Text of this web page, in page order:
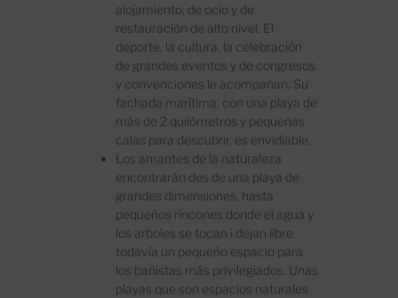
alojamiento, de ocio y de
restauración de alto nivel. El
deporte, la cultura, la celebración
de grandes eventos y de congresos
y convenciones le acompañan. Su
fachada marítima, con una playa de
más de 2 quilómetros y pequeñas
calas para descubrir, es envidiable.
Los amantes de la naturaleza
encontrarán des de una playa de
grandes dimensiones, hasta
pequeños rincones donde el agua y
los arboles se tocan i dejan libre
todavía un pequeño espacio para
los bañistas más privilegiados. Unas
playas que son espacios naturales